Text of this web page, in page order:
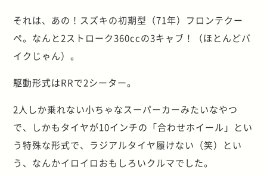
それは、あの！スズキの初期型（71年）フロンテクー
ペ。なんと2ストローク360ccの3キャブ！（ほとんどバ
イクじゃん）。
駆動形式はRRで2シーター。
2人しか乗れない小ちゃなスーパーカーみたいなやつ
で、しかもタイヤが10インチの「合わせホイール」とい
う特殊な形式で、ラジアルタイヤ履けない（笑）とい
う、なんかイロイロおもしろいクルマでした。